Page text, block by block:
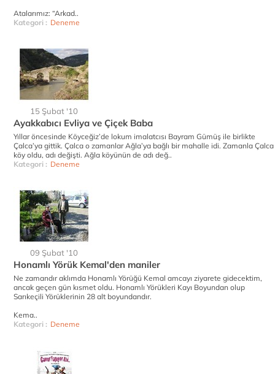
Atalarımız: “Arkad..
Kategori : Deneme
15 Şubat '10
Ayakkabıcı Evliya ve Çiçek Baba
Yıllar öncesinde Köyceğiz’de lokum imalatcısı Bayram Gümüş ile birlikte
Çalca’ya gittik. Çalca o zamanlar Ağla’ya bağlı bir mahalle idi. Zamanla Çalca
köy oldu, adı değişti. Ağla köyünün de adı değ..
Kategori : Deneme
09 Şubat '10
Honamlı Yörük Kemal'den maniler
Ne zamandır aklımda Honamlı Yörüğü Kemal amcayı ziyarete gidecektim,
ancak geçen gün kısmet oldu. Honamlı Yörükleri Kayı Boyundan olup
Sarıkeçili Yörüklerinin 28 alt boyundandır.
Kema..
Kategori : Deneme